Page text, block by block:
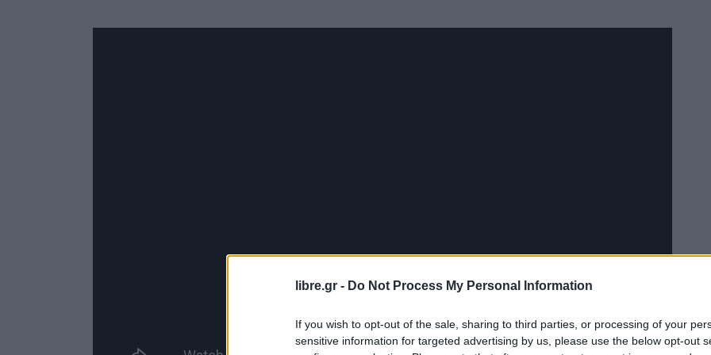
libre.gr - Do Not Process My Personal Information
If you wish to opt-out of the sale, sharing to third parties, or processing of your
sensitive information for targeted advertising by us, please use the below opt-out